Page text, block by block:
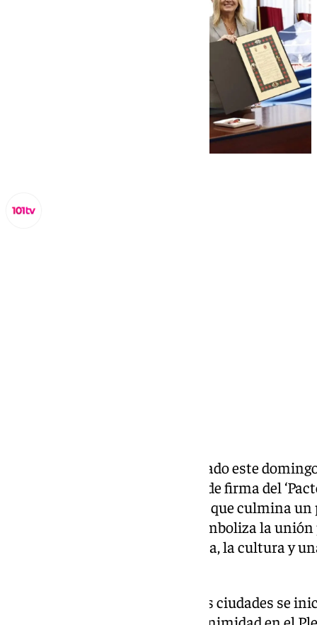
La ciudad de Granada ha celebrado este
la Hispanidad, el solemne acto de firma del
, un acuerdo que culmina
hace más de tres años y que «simboliza la
hermanas, unidas por la historia, la cultura y
El hermanamiento entre ambas ciudades se